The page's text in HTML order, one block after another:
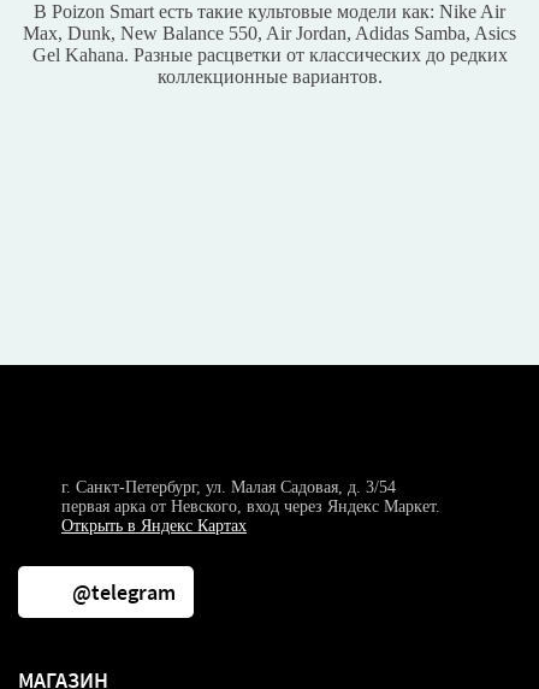
В Poizon Smart есть такие культовые модели как: Nike Air
Max, Dunk, New Balance 550, Air Jordan, Adidas Samba, Asics
Gel Kahana. Разные расцветки от классических до редких
коллекционные вариантов.
г. Санкт-Петербург, ул. Малая Садовая, д. 3/54
первая арка от Невского, вход через Яндекс Маркет.
Открыть в Яндекс Картах
@telegram
МАГАЗИН